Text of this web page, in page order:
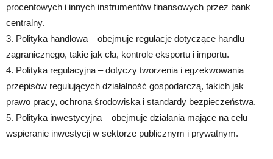
procentowych i innych instrumentów finansowych przez bank
centralny.
3. Polityka handlowa – obejmuje regulacje dotyczące handlu
zagranicznego, takie jak cła, kontrole eksportu i importu.
4. Polityka regulacyjna – dotyczy tworzenia i egzekwowania
przepisów regulujących działalność gospodarczą, takich jak
prawo pracy, ochrona środowiska i standardy bezpieczeństwa.
5. Polityka inwestycyjna – obejmuje działania mające na celu
wspieranie inwestycji w sektorze publicznym i prywatnym.